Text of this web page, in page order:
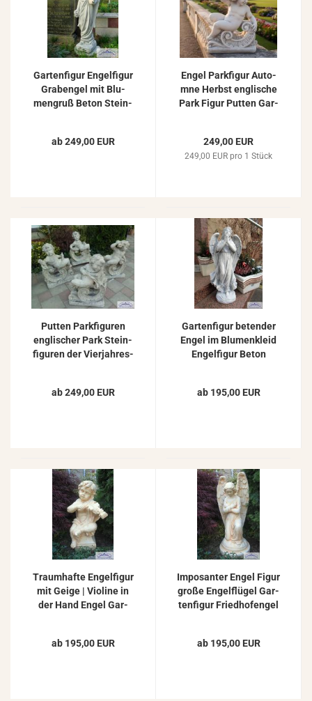
Gar­ten­fi­gur En­gel­fi­gur
Gra­ben­gel mit Blu­
men­gruß Beton Stein­
ab 249,00 EUR
Engel Park­fi­gur Aut­o­
m­ne Herbst eng­li­sche
Park Figur Put­ten Gar­
249,00 EUR
249,00 EUR pro 1 Stück
Put­ten Park­fi­gu­ren
eng­li­scher Park Stein­
fi­gu­ren der Vier­jah­res­
mit So­ckel
ab 249,00 EUR
Gar­ten­fi­gur be­ten­der
Engel im Blu­men­kleid
En­gel­fi­gur Beton
ab 195,00 EUR
Traum­haf­te En­gel­fi­gur
mit Geige | Vio­li­ne in
der Hand Engel Gar­
ab 195,00 EUR
Im­po­san­ter Engel Figur
große En­gel­flü­gel Gar­
ten­fi­gur Fried­ho­fen­gel
ab 195,00 EUR